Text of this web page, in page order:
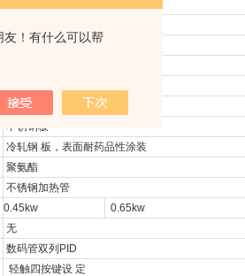
友！有什么可以帮
RT+5 ～ 65 ℃
±1.0℃
不锈钢板
冷轧钢 板，表面耐药品性涂装
聚氨酯
不锈钢加热管
0.45kw 0.65kw
无
数码管双列 PID
轻触四按键设 定